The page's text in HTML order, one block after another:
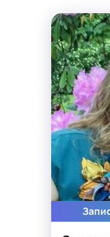
в его образе
Как сказал А.П.
прекрасно и лицо